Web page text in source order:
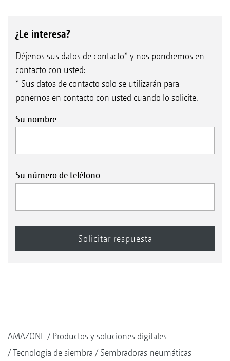
¿Le interesa?
Déjenos sus datos de contacto* y nos pondremos en
contacto con usted:
* Sus datos de contacto solo se utilizarán para
ponernos en contacto con usted cuando lo solicite.
Su nombre
Su número de teléfono
AMAZONE
Productos y soluciones digitales
Tecnología de siembra
Sembradoras neumáticas